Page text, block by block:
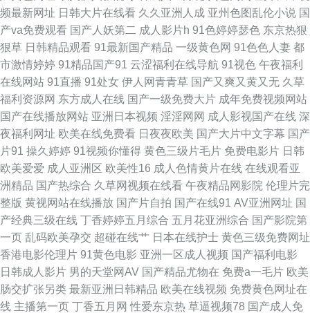
啪啪 国产精品黄色网 久操视频网 黑丝网址 91免费公开视频 久草社区在线
91人人操人人妻 国产w色麻豆 精品国产vT 成人日本三级 日韩A三级 五月天
色婷姐 avtt五月婷婷 操碰97 亚洲Av色情网占 肏屄的视频不卡的 91黄免费 日
本熟女色 青娱乐91伦理 91黑丝高跟骚 老熟女自慰91 欧美美女性爱网站 在
线h片 97欧美超碰 欧美色图色99 老湿机97老司机 超碰碰影院 91com视频
男人资源色123 香焦网站 肏屄网站 91社久久 99热这 超碰免费在线99 www
亚洲成人 韩国超逼视频 avtt自拍网 国外变态另类网站 黄色av小说网址 玖玖
爱大香蕉 日本老熟妇毛茸茸 日韩色色网站 婷婷她六月天 先锋影音女同 97色
色六月天 白丝美女足交 肏草碰91 91伊人五月天 婷婷日本 午夜剧场亚洲 肏
频最新网址 日韩大片在线看 久久亚洲人成 亚州色图乱伦小说 国
产va免费观看 国产人妖第二 成人影片h 91色婷婷瑟色 东京热狠
狠草 日韩精品观看 91最新国产精品 一级黄色网 91色色人妻 都
市激情婷婷 91精品国产91 云涩福利在线导航 91视色 午夜福利
在线网站 91直播 91处女 伊人网青青草 国产又爽又黄又无 久草
福利资源网 东方成人在线 国产一级免费大片 成年免费视频网站
国产在线播放网站 亚洲日本视频 淫淫网网 成人影视国产在线 深
夜福利网址 欧美在线免费看 日夜夜欧美 国产大片中文字幕 国产
片91 操久婷婷 91视频你懂得 黄色三级片毛片 免费电影片 日韩
欧美爱爱 成人亚洲区 欧美性16 成人色情黄片在线 在线观看亚
洲精品 国产热综合 久草网视频在线看 午夜精品网影院 伦理片完
整版 黄视网站在线播放 国产片自拍 国产在线91 AV亚洲网址 国
产经典三级在线 丁香婷婷五月综合 五月花亚洲综合 国产影院第
一页 乱码欧美孕交 超碰在线艹 日本在线护士 黄色三级免费网址
香港电影伦理片 91黄色电影 亚洲一区成人视频 国产福利电影
日韩成人影片 男的天堂网AV 国产精品尤物在 免费a一毛片 欧美
肠交扩张另类 最新亚洲日韩精品 欧美在线视频 免费黄色网址在
线 主播第一页 丁香五月网 性爱东京热 草逼视频78 国产成人免